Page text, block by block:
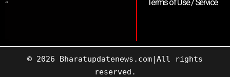
“
© 2026 Bharatupdatenews.com|All rights
reserved.